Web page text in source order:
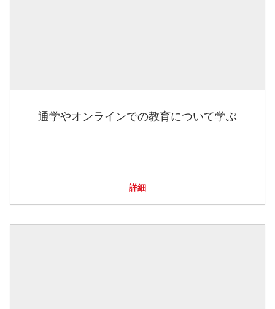
通学やオンラインでの教育について学ぶ
詳細